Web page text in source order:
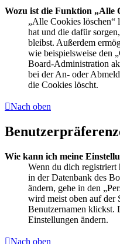
Wozu ist die Funktion „Alle
„Alle Cookies löschen“
hat und die dafür
bleibst. Außerdem
wie beispielsweise den
Board-Administration
bei der An- oder
die Cookies löscht.
Nach oben
Wie kann ich meine
Wenn du dich registriert
in der Datenbank des
ändern, gehe in den
wird meist oben auf der
Benutzernamen klickst.
Einstellungen ändern.
Nach oben